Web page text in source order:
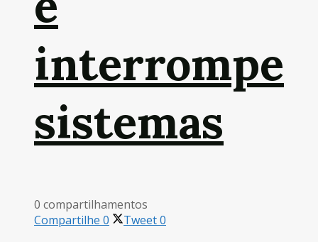
interrompe
sistemas
0 compartilhamentos
Compartilhe 0 Tweet0